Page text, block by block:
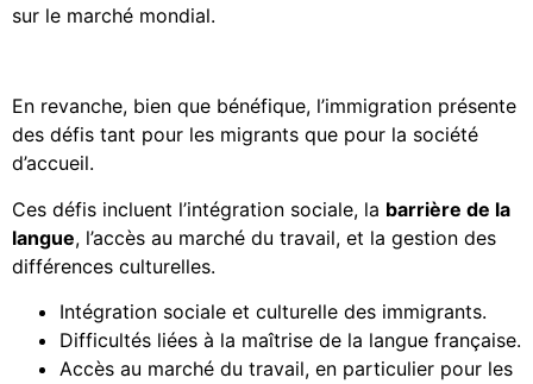
sur le marché mondial.
En revanche, bien que bénéfique, l’immigration présente
des défis tant pour les migrants que pour la société
d’accueil.
Ces défis incluent l’intégration sociale, la barrière de la
langue, l’accès au marché du travail, et la gestion des
différences culturelles.
Intégration sociale et culturelle des immigrants.
Difficultés liées à la maîtrise de la langue française.
Accès au marché du travail, en particulier pour les